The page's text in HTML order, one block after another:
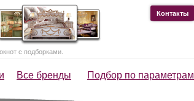
Все бренды Подбор по параметрам
Контакты
с подборками.